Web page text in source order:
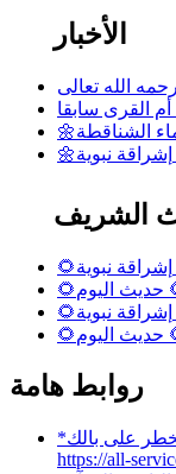
الأخبار
الله تعالى
القرى سابقا
الشريف
🌻
🌻
روابط هامة
*موقع فيه كل شي* *مايخطر ومالايخطر على بالك*
https://all-